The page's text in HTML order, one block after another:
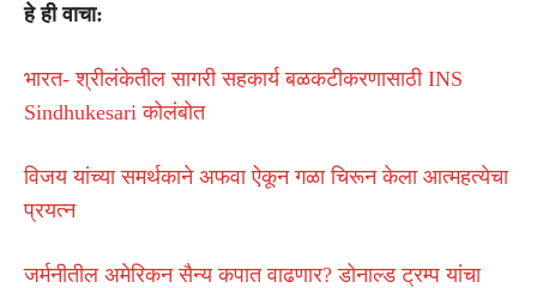
हे ही वाचा:
भारत- श्रीलंकेतील सागरी सहकार्य बळकटीकरणासाठी INS
Sindhukesari कोलंबोत
विजय यांच्या समर्थकाने अफवा ऐकून गळा चिरून केला आत्महत्येचा
प्रयत्न
जर्मनीतील अमेरिकन सैन्य कपात वाढणार? डोनाल्ड ट्रम्प यांचा